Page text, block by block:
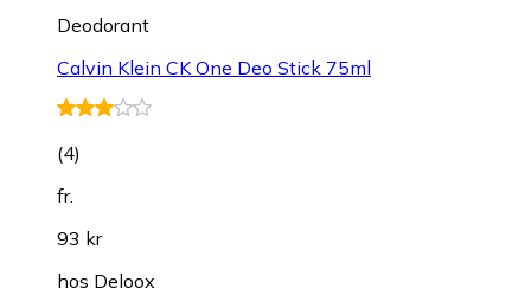
Deodorant
Calvin Klein CK One Deo Stick 75ml
(4)
fr.
93 kr
hos Deloox